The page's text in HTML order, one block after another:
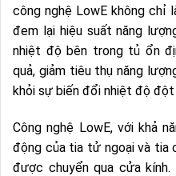
công nghệ LowE không chỉ
đem lại hiệu suất năng
nhiệt độ bên trong tủ ổn
quả, giảm tiêu thụ năng
khỏi sự biến đổi nhiệt độ
Công nghệ LowE, với khả
động của tia tử ngoại và tia
được chuyển qua cửa